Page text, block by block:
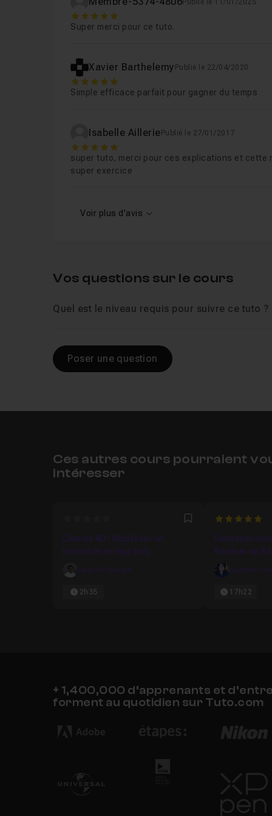
Publié le 11/01/2025
5
Super merci pour ce tuto.
Xavier Barthelemy Publié le 22/04/2020
5
Simple efficace parfait pour gagner du temps
Isabelle Aillerie Publié le 27/01/2017
5
super tuto, merci pour ces explications et cette
super exercice
Voir plus d'avis
Vos questions sur le cours
Quel est le niveau requis pour suivre ce tuto ?
Poser une question
Ces autres cours pourraient
intéresser
Favori
Cinema 4D : Modéliser un
immeuble en high poly
Akache Busiah
2h35
5
Formation
Réaliser un
Samuel
17h22
+ 1,400,000 d’apprenants et
forment au quotidien sur Tuto.com